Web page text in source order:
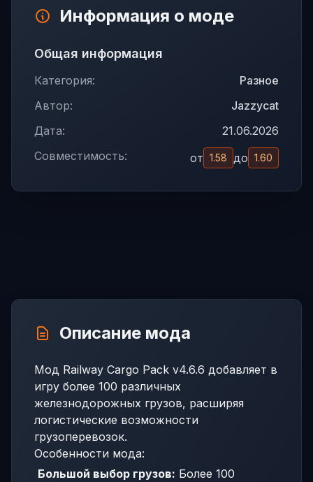
Информация о моде
Общая информация
Категория:
Разное
Автор:
Jazzycat
Дата:
21.06.2026
Совместимость:
от 1.58 до 1.60
Описание мода
Мод Railway Cargo Pack v4.6.6 добавляет в
игру более 100 различных
железнодорожных грузов, расширяя
логистические возможности
грузоперевозок.
Особенности мода:
Большой выбор грузов: Более 100